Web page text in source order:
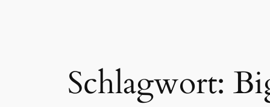
Schlagwort: